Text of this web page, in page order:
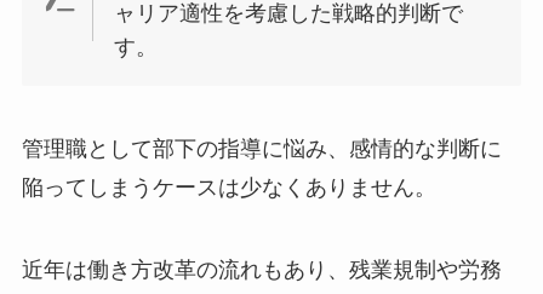
ャリア適性を考慮した戦略的判断で
す。
管理職として部下の指導に悩み、感情的な判断に
陥ってしまうケースは少なくありません。
近年は働き方改革の流れもあり、残業規制や労務